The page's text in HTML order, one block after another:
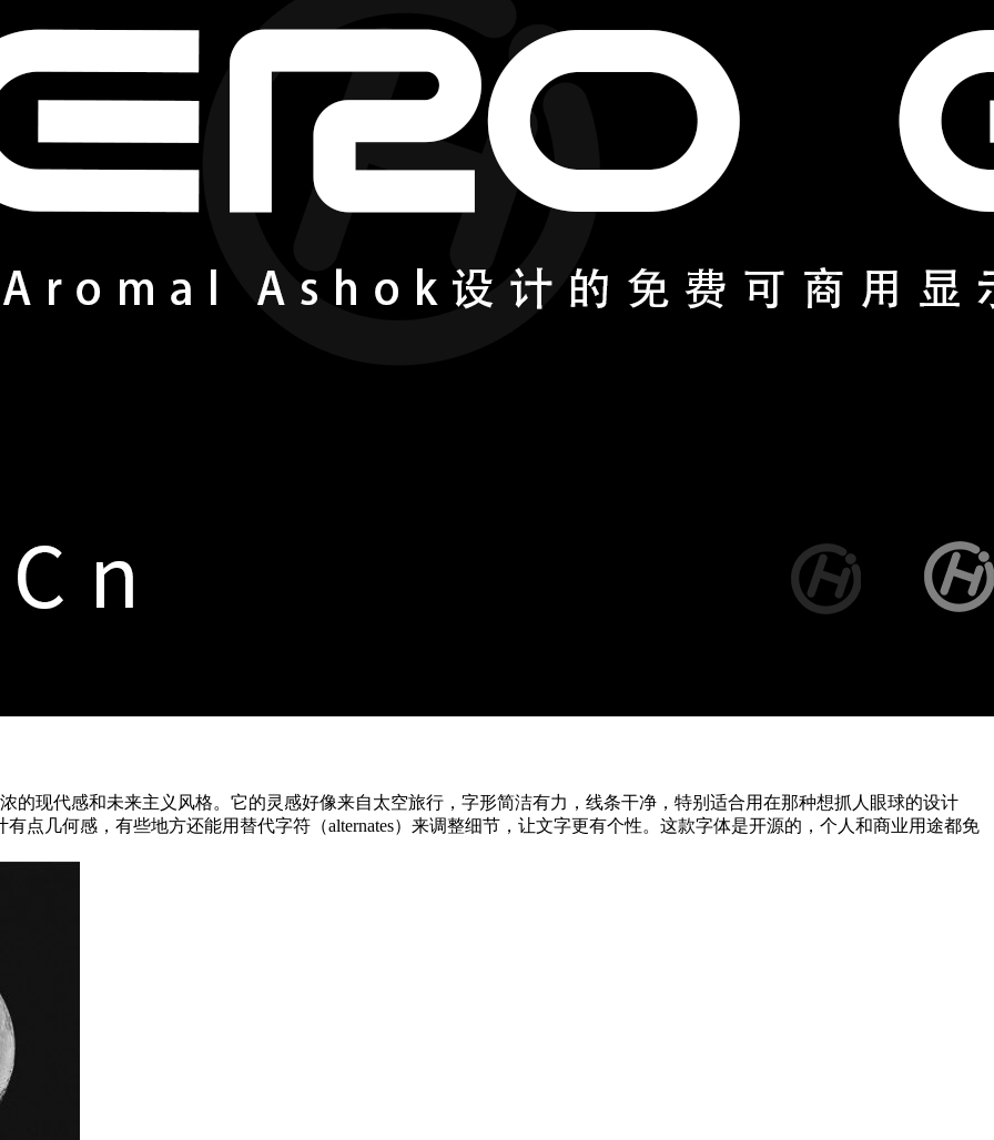
的现代感和未来主义风格。它的灵感好像来自太空旅行，字形简洁有力，线条干净，特别适合用在那种想抓人眼球的设计
点几何感，有些地方还能用替代字符（alternates）来调整细节，让文字更有个性。这款字体是开源的，个人和商业用途都免